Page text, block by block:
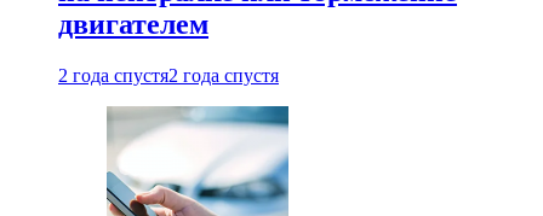
двигателем
2 года спустя2 года спустя